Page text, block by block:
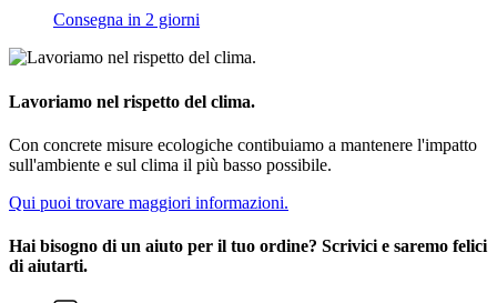
Consegna in 2 giorni
Lavoriamo nel rispetto del clima.
Con concrete misure ecologiche contibuiamo a mantenere l'impatto
sull'ambiente e sul clima il più basso possibile.
Qui puoi trovare maggiori informazioni.
Hai bisogno di un aiuto per il tuo ordine? Scrivici e saremo felici
di aiutarti.